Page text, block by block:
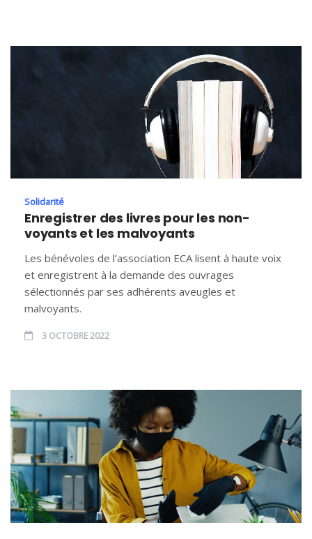
Solidarité
Enregistrer des livres pour les non-
voyants et les malvoyants
Les bénévoles de l’association ECA lisent à haute voix
et enregistrent à la demande des ouvrages
sélectionnés par ses adhérents aveugles et
malvoyants.
3 OCTOBRE 2022